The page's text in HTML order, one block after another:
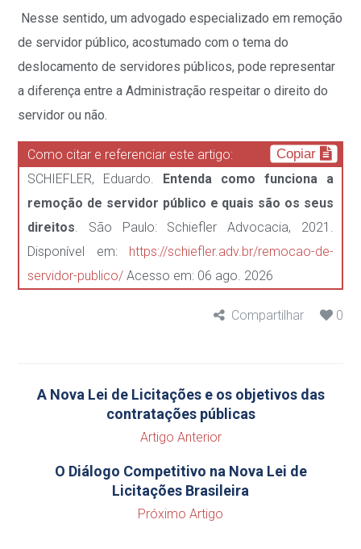
Nesse sentido, um advogado especializado em remoção
de servidor público, acostumado com o tema do
deslocamento de servidores públicos, pode representar
a diferença entre a Administração respeitar o direito do
servidor ou não.
Como citar e referenciar este artigo: Copiar
SCHIEFLER, Eduardo. Entenda como funciona a
remoção de servidor público e quais são os seus
direitos. São Paulo: Schiefler Advocacia, 2021.
Disponível em: https://schiefler.adv.br/remocao-de-
servidor-publico/ Acesso em: 06 ago. 2026
Compartilhar 0
A Nova Lei de Licitações e os objetivos das
contratações públicas
Artigo Anterior
O Diálogo Competitivo na Nova Lei de
Licitações Brasileira
Próximo Artigo